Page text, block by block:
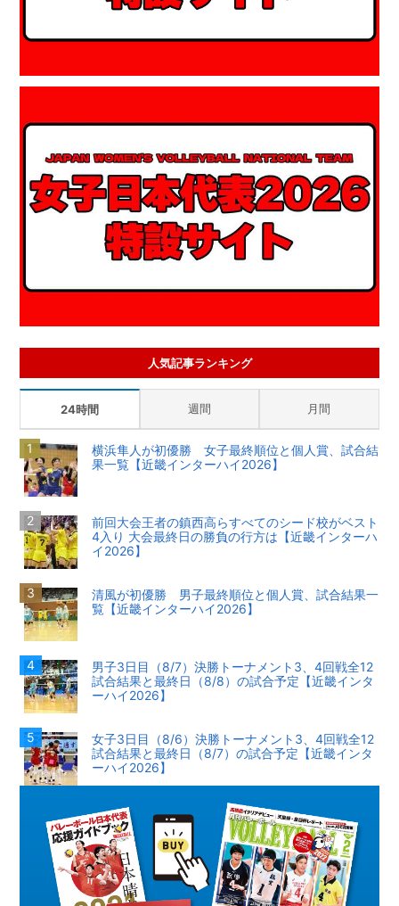
人気記事ランキング
24時間 週間 月間
横浜隼人が初優勝 女子最終順位と個人賞、試合結
果一覧【近畿インターハイ2026】
前回大会王者の鎮西高らすべてのシード校がベスト
4入り 大会最終日の勝負の行方は【近畿インターハ
イ2026】
清風が初優勝 男子最終順位と個人賞、試合結果一
覧【近畿インターハイ2026】
男子3日目（8/7）決勝トーナメント3、4回戦全12
試合結果と最終日（8/8）の試合予定【近畿インタ
ーハイ2026】
女子3日目（8/6）決勝トーナメント3、4回戦全12
試合結果と最終日（8/7）の試合予定【近畿インタ
ーハイ2026】